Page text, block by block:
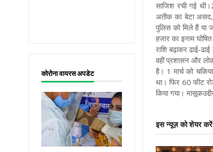
कोरोना वायरस अपडेट
साजिश रची गई थी।
अतीक का बेटा
पुलिस को मिले हैं या
हजार का इनाम
राशि बढ़ाकर ढाई-
वहीं प्रशासन और
है। 1 मार्च को
था। फिर 60 फीट
किया गया।
इस न्यूज़ को शेयर करें